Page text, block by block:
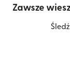
Zawsze